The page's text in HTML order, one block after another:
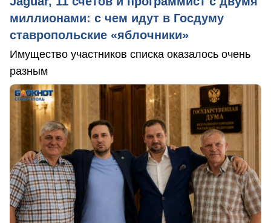
миллионами: с чем идут в Госдуму
ставропольские «яблочники»
Имущество участников списка оказалось очень
разным